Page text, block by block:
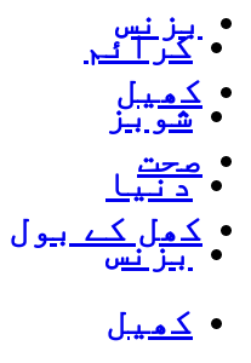
کرائم
شوبز
دنیا
بزنس
کھیل
بزنس
کھیل
صحت
کھل کے بول